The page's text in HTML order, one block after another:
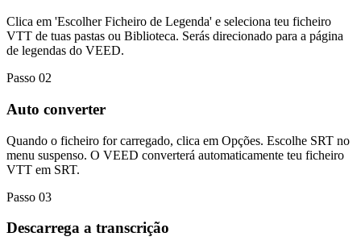
Clica em 'Escolher Ficheiro de Legenda' e seleciona teu ficheiro
VTT de tuas pastas ou Biblioteca. Serás direcionado para a página
de legendas do VEED.
Passo 02
Auto converter
Quando o ficheiro for carregado, clica em Opções. Escolhe SRT no
menu suspenso. O VEED converterá automaticamente teu ficheiro
VTT em SRT.
Passo 03
Descarrega a transcrição